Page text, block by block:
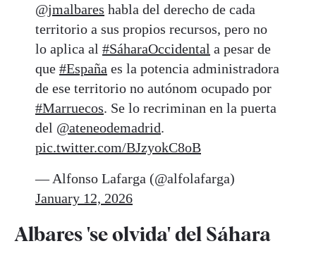
@jmalbares habla del derecho de cada
territorio a sus propios recursos, pero no
lo aplica al #SáharaOccidental a pesar de
que #España es la potencia administradora
de ese territorio no autónom ocupado por
#Marruecos. Se lo recriminan en la puerta
del @ateneodemadrid.
pic.twitter.com/BJzyokC8oB
— Alfonso Lafarga (@alfolafarga)
January 12, 2026
Albares 'se olvida' del Sáhara